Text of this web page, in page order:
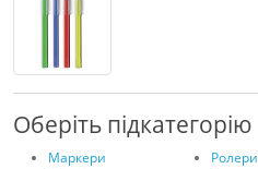
Оберіть підкатегорію
Маркери
Ролери